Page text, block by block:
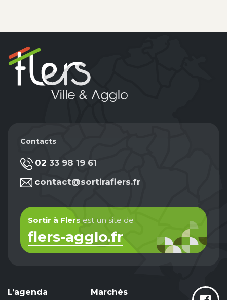
Contacts
02 33 98 19 61
contact@sortiraflers.fr
Sortir à Flers est un site de
flers-agglo.fr
L’agenda Marchés